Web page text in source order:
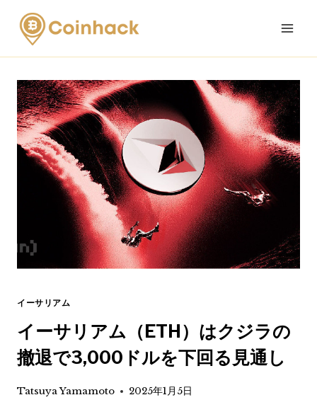
Skip
content
イーサリアム
イーサリアム（ETH）はクジラの
撤退で3,000ドルを下回る見通し
Tatsuya Yamamoto 2025年1月5日